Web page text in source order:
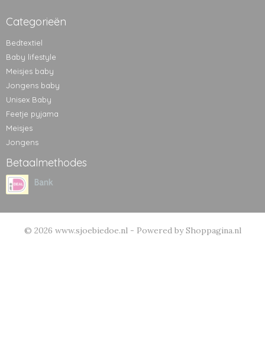
Categorieën
Bedtextiel
Baby lifestyle
Meisjes baby
Jongens baby
Unisex Baby
Feetje pyjama
Meisjes
Jongens
Betaalmethodes
© 2026 www.sjoebiedoe.nl - Powered by Shoppagina.nl